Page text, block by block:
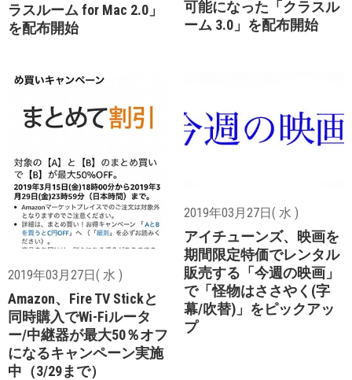
ラスルーム for Mac 2.0」
を配布開始
可能になった「クラスル
ーム 3.0」を配布開始
2019年03月27日( 水 )
Amazon、Fire TV Stickと
同時購入でWi-Fiルータ
ー/中継器が最大50％オフ
になるキャンペーン実施
中（3/29まで）
2019年03月27日( 水 )
アイチューンズ、映画を
期間限定特価でレンタル
販売する「今週の映画」
で「怪物はささやく(字
幕/吹替)」をピックアッ
プ